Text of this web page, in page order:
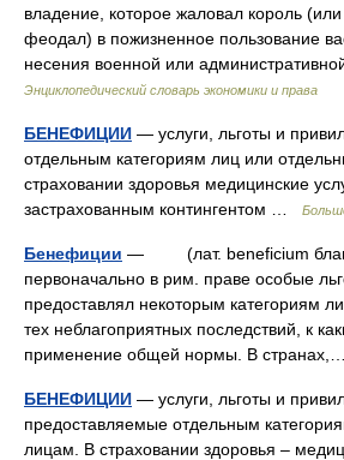
владение, которое жаловал король
феодал) в пожизненное пользование
несения военной или
Энциклопедический словарь экономики и права
БЕНЕФИЦИИ — услуги, льготы и
отдельным категориям лиц или
страховании здоровья медицинские
застрахованным контингентом …
Бенефиции — (лат. beneficium
первоначально в рим. праве особые
предоставлял некоторым категориям
тех неблагоприятных последствий, к
применение общей нормы. В
БЕНЕФИЦИИ — услуги, льготы и
предоставляемые отдельным
лицам. В страховании здоровья –